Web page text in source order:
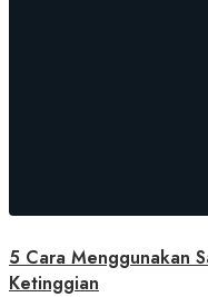
5 Cara Menggunakan
Ketinggian